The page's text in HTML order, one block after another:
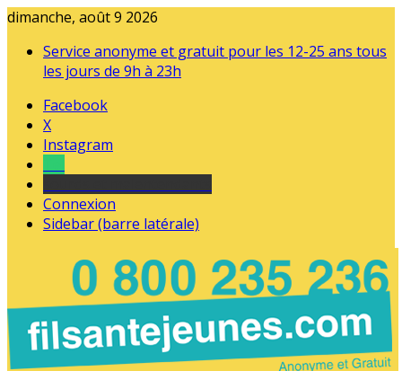
dimanche, août 9 2026
Service anonyme et gratuit pour les 12-25 ans tous
les jours de 9h à 23h
Facebook
X
Instagram
Connexion
Sidebar (barre latérale)